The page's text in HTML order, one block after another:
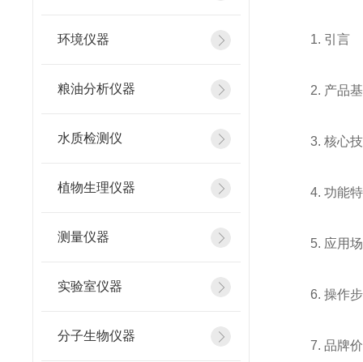
环境仪器
粮油分析仪器
水质检测仪
植物生理仪器
测量仪器
实验室仪器
分子生物仪器
1. 引言
2. 产品
3. 核心
4. 功能
5. 应用
6. 操作
7. 品牌